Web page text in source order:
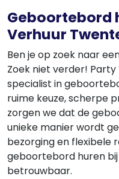
Geboortebord
Verhuur
Ben je op zoek naar
Zoek niet verder!
specialist in
ruime keuze, scherpe
zorgen we dat de
unieke manier wordt
bezorging en flexibele
geboortebord huren
betrouwbaar.